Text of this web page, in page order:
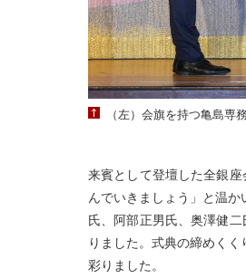
（左）会旗を持つ亀島専
来賓として登壇した全銀
んでいきましょう」と温
氏、阿部正男氏、奥澤健
りました。式典の締めく
彩りました。